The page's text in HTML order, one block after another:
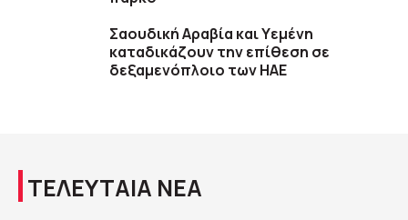
Σαουδική Αραβία και Υεμένη
καταδικάζουν την επίθεση σε
δεξαμενόπλοιο των ΗΑΕ
ΤΕΛΕΥΤΑΙΑ ΝΕΑ